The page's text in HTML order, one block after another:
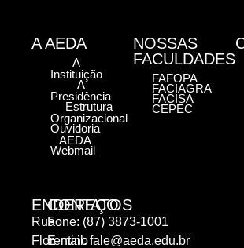
ENDEREÇO
Rua
Florentino
CONTATOS
Fone: (87) 3873-1001
E-mail:fale@aeda.edu.br
A AEDA
A
Instituição
A
Presidência
Estrutura
Organizacional
Ouvidoria
AEDA
Webmail
NOSSAS
FACULDADES
FAFOPA
FACIAGRA
FACISA
CEPEC